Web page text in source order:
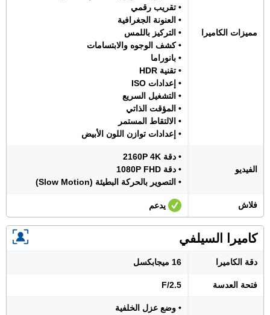
مميزات الكاميرا
• تقريب رقمي
• العنونة الجغرافية
• التركيز باللمس
• كشف الوجوه والابتسامات
• بانوراما
• تقنية HDR
• إعدادات ISO
• التشغيل السريع
• المؤقت الذاتي
• الالتقاط المستمر
• إعدادات توازن اللون الأبيض
الفيديو
• دقة 2160P 4K
• دقة 1080P FHD
• التصوير بالحركة البطيئة (Slow Motion)
فلاش يدعم
كاميرا السيلفي
دقة الكاميرا 16 ميجابكسل
فتحة العدسة F/2.5
• وضع عزل الخلفية